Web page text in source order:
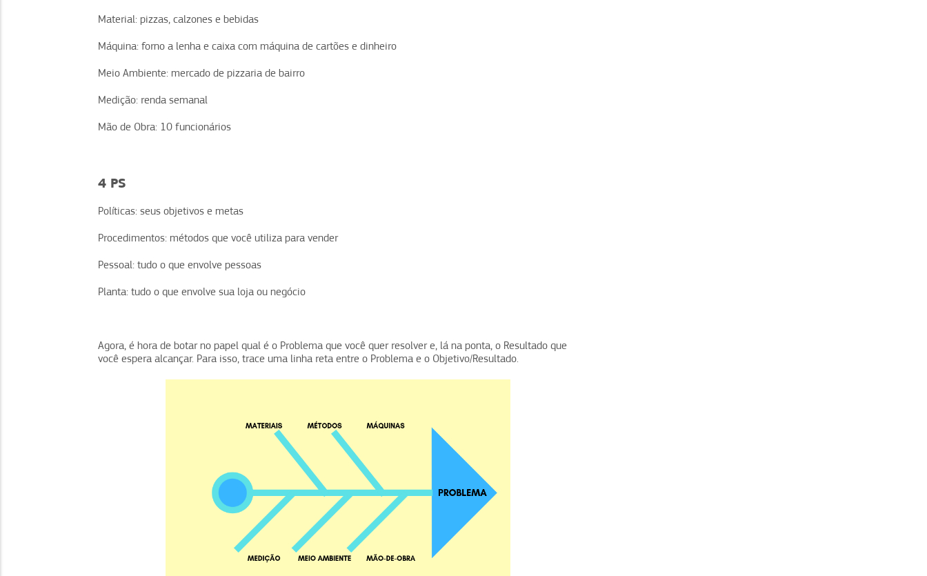
Material: pizzas, calzones e bebidas
Máquina: forno a lenha e caixa com máquina de cartões e dinheiro
Meio Ambiente: mercado de pizzaria de bairro
Medição: renda semanal
Mão de Obra: 10 funcionários
4 PS
Políticas: seus objetivos e metas
Procedimentos: métodos que você utiliza para vender
Pessoal: tudo o que envolve pessoas
Planta: tudo o que envolve sua loja ou negócio
Agora, é hora de botar no papel qual é o Problema que você quer resolver e, lá na ponta, o Resultado que
você espera alcançar. Para isso, trace uma linha reta entre o Problema e o Objetivo/Resultado.